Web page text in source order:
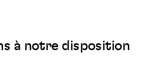
à notre disposition